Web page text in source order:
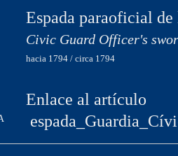
Espada paraoficial
Civic Guard Officer's
hacia 1794 / circa 1794
Enlace al artículo